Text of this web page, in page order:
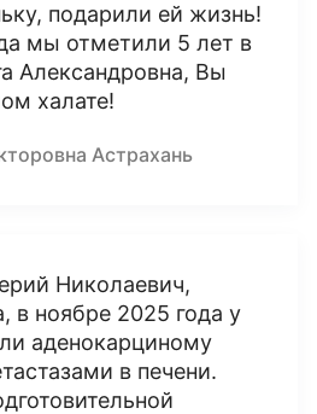
подарили ей жизнь!
мы отметили 5 лет в
Александровна, Вы
халате!
Астрахань
Николаевич,
в ноябре 2025 года у
аденокарциному
в печени.